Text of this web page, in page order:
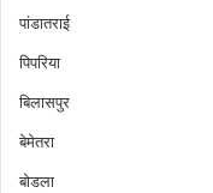
पांडातराई
पिपरिया
बिलासपुर
बेमेतरा
बोडला